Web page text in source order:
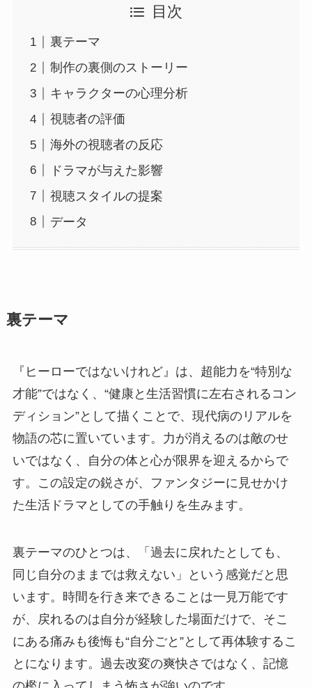
目次
裏テーマ
制作の裏側のストーリー
キャラクターの心理分析
視聴者の評価
海外の視聴者の反応
ドラマが与えた影響
視聴スタイルの提案
データ
裏テーマ
『ヒーローではないけれど』は、超能力を“特別な
才能”ではなく、“健康と生活習慣に左右されるコン
ディション”として描くことで、現代病のリアルを
物語の芯に置いています。力が消えるのは敵のせ
いではなく、自分の体と心が限界を迎えるからで
す。この設定の鋭さが、ファンタジーに見せかけ
た生活ドラマとしての手触りを生みます。
裏テーマのひとつは、「過去に戻れたとしても、
同じ自分のままでは救えない」という感覚だと思
います。時間を行き来できることは一見万能です
が、戻れるのは自分が経験した場面だけで、そこ
にある痛みも後悔も“自分ごと”として再体験するこ
とになります。過去改変の爽快さではなく、記憶